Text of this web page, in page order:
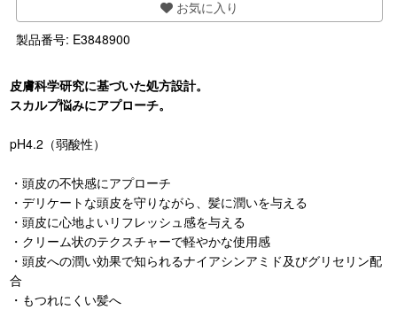
お気に入り
製品番号: E3848900
皮膚科学研究に基づいた処方設計。
スカルプ悩みにアプローチ。
pH4.2（弱酸性）
・頭皮の不快感にアプローチ
・デリケートな頭皮を守りながら、髪に潤いを与える
・頭皮に心地よいリフレッシュ感を与える
・クリーム状のテクスチャーで軽やかな使用感
・頭皮への潤い効果で知られるナイアシンアミド及びグリセリン配
合
・もつれにくい髪へ